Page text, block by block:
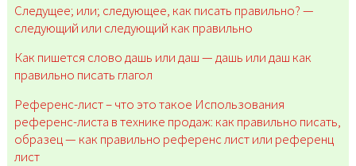
Следущее; или; следующее, как писать правильно? —
следующий или следующий как правильно
Как пишется слово дашь или даш — дашь или даш как
правильно писать глагол
Референс-лист – что это такое Использования
референс-листа в технике продаж: как правильно писать,
образец — как правильно референс лист или референц
лист